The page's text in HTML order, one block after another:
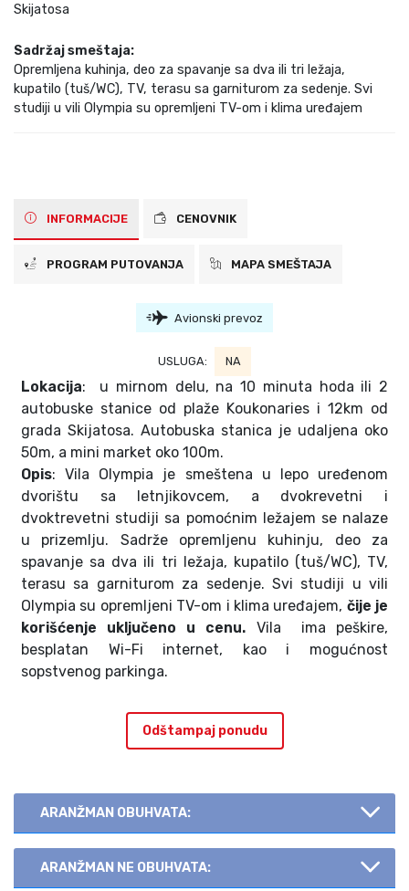
Skijatosa
Sadržaj smeštaja:
Opremljena kuhinja, deo za spavanje sa dva ili tri ležaja,
kupatilo (tuš/WC), TV, terasu sa garniturom za sedenje. Svi
studiji u vili Olympia su opremljeni TV-om i klima uređajem
INFORMACIJE CENOVNIK
PROGRAM PUTOVANJA MAPA SMEŠTAJA
Avionski prevoz
USLUGA: NA
Lokacija: u mirnom delu, na 10 minuta hoda ili 2
autobuske stanice od plaže Koukonaries i 12km od
grada Skijatosa. Autobuska stanica je udaljena oko
50m, a mini market oko 100m.
Opis: Vila Olympia je smeštena u lepo uređenom
dvorištu sa letnjikovcem, a dvokrevetni i
dvoktrevetni studiji sa pomoćnim ležajem se nalaze
u prizemlju. Sadrže opremljenu kuhinju, deo za
spavanje sa dva ili tri ležaja, kupatilo (tuš/WC), TV,
terasu sa garniturom za sedenje. Svi studiji u vili
Olympia su opremljeni TV-om i klima uređajem, čije je
korišćenje uključeno u cenu. Vila ima peškire,
besplatan Wi-Fi internet, kao i mogućnost
sopstvenog parkinga.
Odštampaj ponudu
ARANŽMAN OBUHVATA:
ARANŽMAN NE OBUHVATA: